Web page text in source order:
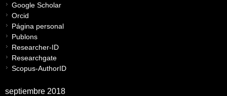
Google Scholar
Orcid
Página personal
Publons
Researcher-ID
Researchgate
Scopus-AuthorID
septiembre 2018